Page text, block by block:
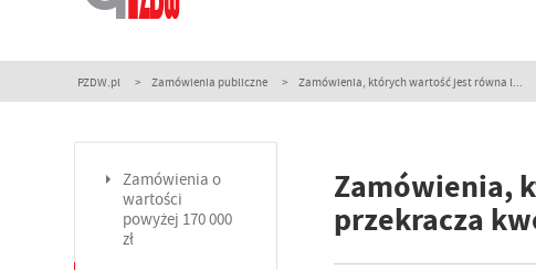
PZDW.pl Zamówienia publiczne Zamówienia, których wartość jest równa l...
Zamówienia o
wartości
powyżej 170 000
zł
Zamówienia,
przekracza